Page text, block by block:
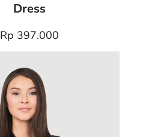
Dress
Rp 397.000